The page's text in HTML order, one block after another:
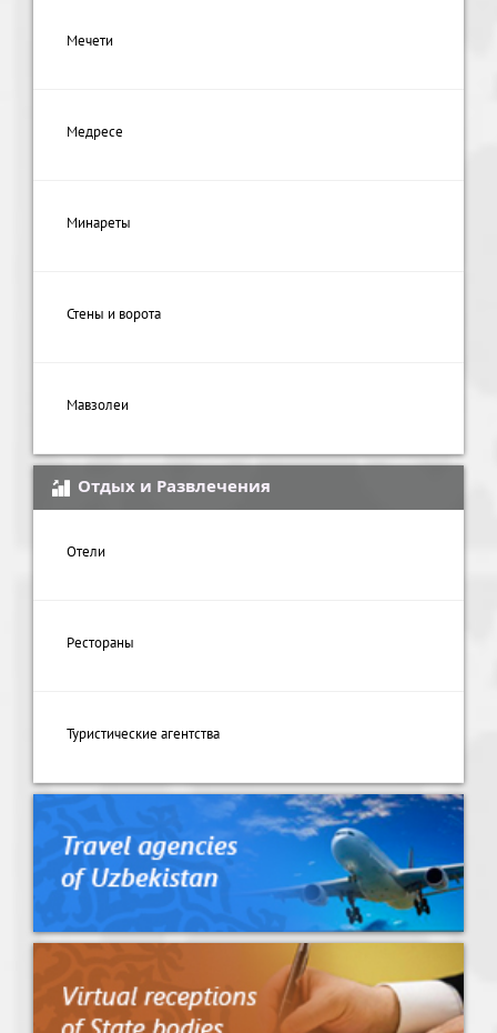
Мечети
Медресе
Минареты
Стены и ворота
Мавзолеи
Отдых и Развлечения
Отели
Рестораны
Туристические агентства